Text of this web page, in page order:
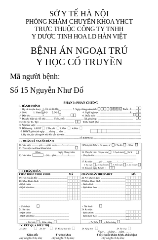
SỞ Y TẾ HÀ NỘI
PHÒNG KHÁM CHUYÊN KHOA YHCT
TRỰC THUỘC CÔNG TY TNHH
Y DƯỢC TINH HOA LD HÀN VIỆT
BỆNH ÁN NGOẠI TRÚ
Y HỌC CỔ TRUYỀN
Mã người bệnh:
Số 15 Nguyễn Như Đổ
1. Họ và tên (In
hoa):
1 9 9 5
8
8
X
X